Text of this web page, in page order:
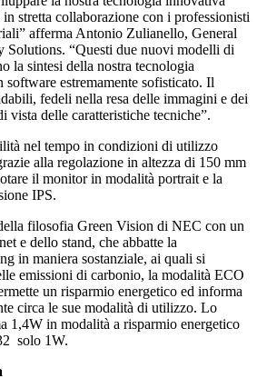
stretta collaborazione con i professionisti
afferma Antonio Zulianello, General
“Questi due nuovi modelli di
la sintesi della nostra tecnologia
software estremamente sofisticato. Il
fedeli nella resa delle immagini e dei
vista delle caratteristiche tecniche”.
nel tempo in condizioni di utilizzo
alla regolazione in altezza di 150 mm
il monitor in modalità portrait e la
IPS.
filosofia Green Vision di NEC con un
e dello stand, che abbatte la
in maniera sostanziale, ai quali si
emissioni di carbonio, la modalità ECO
un risparmio energetico ed informa
circa le sue modalità di utilizzo. Lo
1,4W in modalità a risparmio energetico
solo 1W.